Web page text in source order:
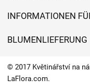
INFORMATIONEN
Lieferzeiten für
BLUMENLIEFERUNG
Wohin wir Blumen
© 2017 Květinářství na
LaFlora.com.